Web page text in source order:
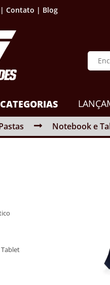
Contato | Blog
Notebook e